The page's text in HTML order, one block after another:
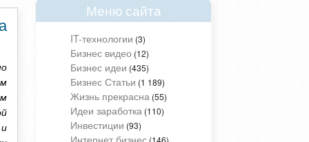
Меню сайта
IT-технологии (3)
Бизнес видео (12)
Бизнес идеи (435)
Бизнес Статьи (1 189)
Жизнь прекрасна (55)
Идеи заработка (110)
Инвестиции (93)